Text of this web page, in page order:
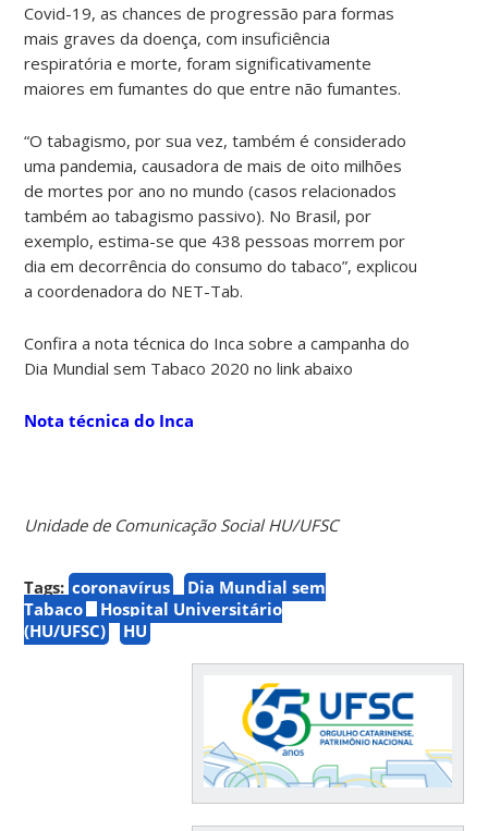
Covid-19, as chances de progressão para formas
mais graves da doença, com insuficiência
respiratória e morte, foram significativamente
maiores em fumantes do que entre não fumantes.
“O tabagismo, por sua vez, também é considerado
uma pandemia, causadora de mais de oito milhões
de mortes por ano no mundo (casos relacionados
também ao tabagismo passivo). No Brasil, por
exemplo, estima-se que 438 pessoas morrem por
dia em decorrência do consumo do tabaco”, explicou
a coordenadora do NET-Tab.
Confira a nota técnica do Inca sobre a campanha do
Dia Mundial sem Tabaco 2020 no link abaixo
Nota técnica do Inca
Unidade de Comunicação Social HU/UFSC
Tags: coronavírus
Dia Mundial sem
Tabaco
Hospital Universitário
(HU/UFSC)
HU